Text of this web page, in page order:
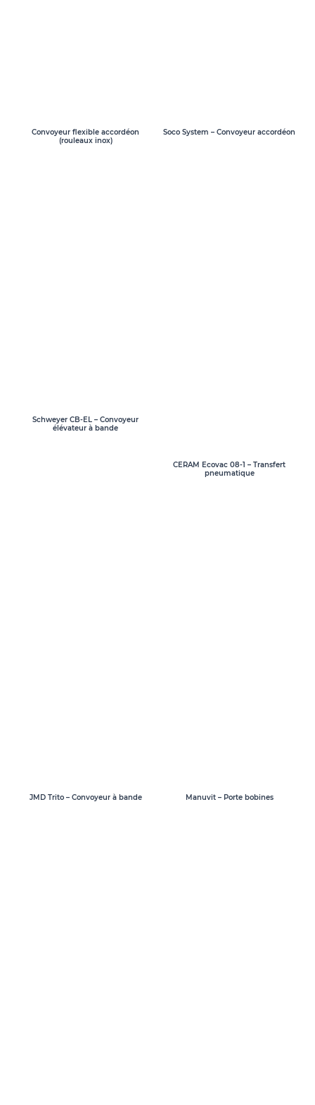
Convoyeur flexible accordéon
(rouleaux inox)
Soco System – Convoyeur accordéon
Schweyer CB-EL – Convoyeur
élévateur à bande
CERAM Ecovac 08-1 – Transfert
pneumatique
JMD Trito – Convoyeur à bande Manuvit – Porte bobines